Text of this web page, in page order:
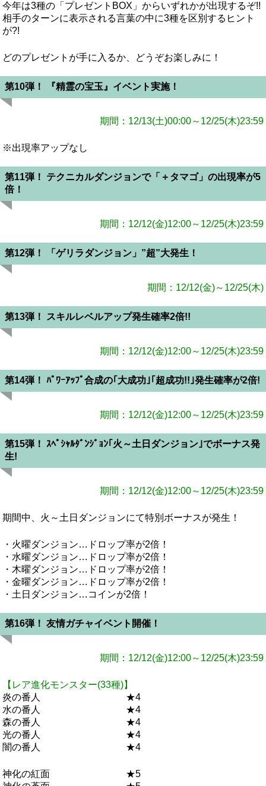
今年は3種の「プレゼントBOX」からいずれかが出現するぞ!!
相手のターンに表示される言葉の中に3種を区別するヒント
が?!
どのプレゼントが手に入るか、どうぞお楽しみに！
第10弾！ 『精霊の宝玉』イベント実施！
期間：12/13(土)00:00～12/25(木)23:59
※出現率アップなし
第11弾！ テクニカルダンジョンで「＋タマゴ」の出現率が5
倍！
期間：12/12(金)12:00～12/25(木)23:59
第12弾！ 「ゲリラダンジョン」”超”大発生！
期間：12/12(金)～12/25(木)
第13弾！ スキルレベルアップ発生確率2倍!!
期間：12/12(金)12:00～12/25(木)23:59
第14弾！ ﾊﾟﾜｰｱｯﾌﾟ合成の｢大成功｣｢超成功!!｣発生確率が2倍!
期間：12/12(金)12:00～12/25(木)23:59
第15弾！ ｽﾍﾟｼｬﾙﾀﾞﾝｼﾞｮﾝ｢火～土日ダンジョン｣でボーナス発
生!
期間：12/12(金)12:00～12/25(木)23:59
期間中、火～土日ダンジョンにて特別ボーナスが発生！
・火曜ダンジョン…ドロップ率が2倍！
・水曜ダンジョン…ドロップ率が2倍！
・木曜ダンジョン…ドロップ率が2倍！
・金曜ダンジョン…ドロップ率が2倍！
・土日ダンジョン…コインが2倍！
第16弾！ 友情ガチャイベント開催！
期間：12/12(金)12:00～12/25(木)23:59
【レア進化モンスター(33種)】
炎の番人 ★4
水の番人 ★4
森の番人 ★4
光の番人 ★4
闇の番人 ★4
神化の紅面 ★5